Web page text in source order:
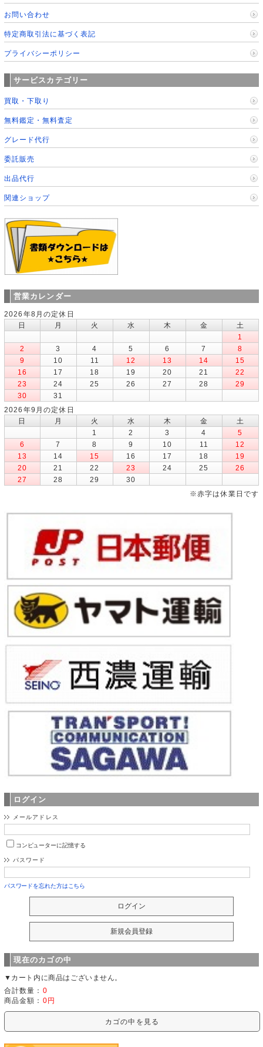
お問い合わせ
特定商取引法に基づく表記
プライバシーポリシー
サービスカテゴリー
買取・下取り
無料鑑定・無料査定
グレード代行
委託販売
出品代行
関連ショップ
営業カレンダー
2026年8月の定休日
日
月 火 水 木 金
土
1
2
3 4 5 6 7
8
9
10 11 12 13 14
15
16
17 18 19 20 21
22
23
24 25 26 27 28
29
30
31
2026年9月の定休日
日
月 火 水 木 金
土
1
2 3 4
5
6
7 8 9 10 11
12
13
14 15 16 17 18
19
20
21 22 23 24 25
26
27
28 29
30
※赤字は休業日です
ログイン
メールアドレス
コンピューターに記憶する
パスワード
パスワードを忘れた方はこちら
現在のカゴの中
▼カート内に商品はございません。
合計数量： 0
商品金額： 0円
カゴの中を見る